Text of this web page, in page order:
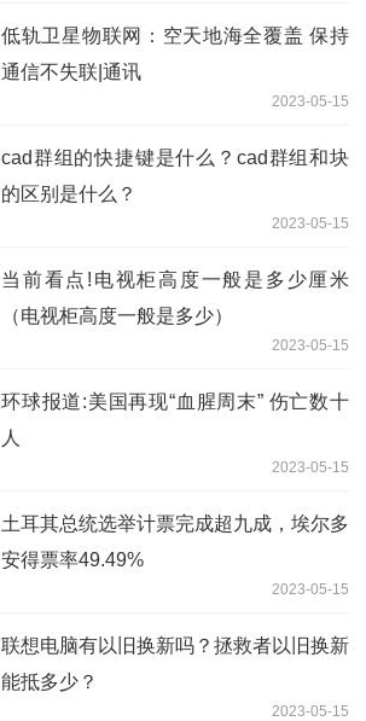
低轨卫星物联网：空天地海全覆盖 保持
通信不失联|通讯
2023-05-15
cad群组的快捷键是什么？cad群组和块
的区别是什么？
2023-05-15
当前看点!电视柜高度一般是多少厘米
（电视柜高度一般是多少）
2023-05-15
环球报道:美国再现“血腥周末” 伤亡数十
人
2023-05-15
土耳其总统选举计票完成超九成，埃尔多
安得票率49.49%
2023-05-15
联想电脑有以旧换新吗？拯救者以旧换新
能抵多少？
2023-05-15